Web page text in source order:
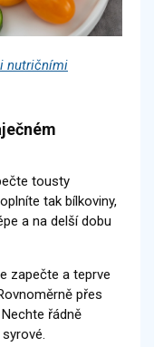
nutričními
tousty
tak bílkoviny,
a na delší dobu
zapečte a teprve
přes
řádně